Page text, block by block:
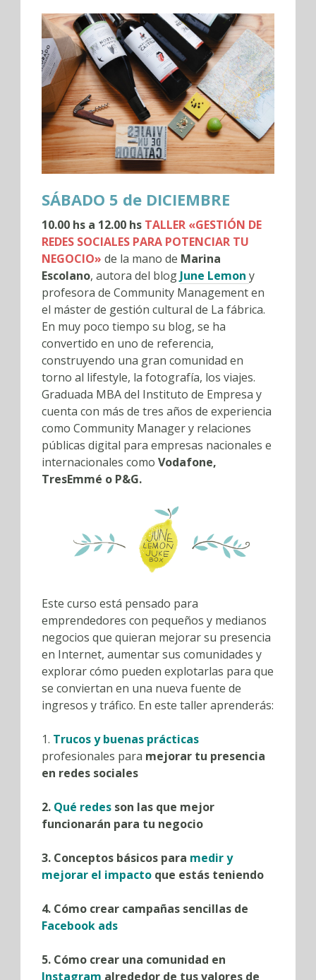
SÁBADO 5 de DICIEMBRE
10.00 hs a 12.00 hs TALLER «GESTIÓN DE
REDES SOCIALES PARA POTENCIAR TU
NEGOCIO» de la mano de Marina
Escolano, autora del blog June Lemon y
profesora de Community Management en
el máster de gestión cultural de La fábrica.
En muy poco tiempo su blog, se ha
convertido en uno de referencia,
construyendo una gran comunidad en
torno al lifestyle, la fotografía, los viajes.
Graduada MBA del Instituto de Empresa y
cuenta con más de tres años de experiencia
como Community Manager y relaciones
públicas digital para empresas nacionales e
internacionales como Vodafone,
TresEmmé o P&G.
Este curso está pensado para
emprendedores con pequeños y medianos
negocios que quieran mejorar su presencia
en Internet, aumentar sus comunidades y
explorar cómo pueden explotarlas para que
se conviertan en una nueva fuente de
ingresos y tráfico. En este taller aprenderás:
1. Trucos y buenas prácticas
profesionales para mejorar tu presencia
en redes sociales
2. Qué redes son las que mejor
funcionarán para tu negocio
3. Conceptos básicos para medir y
mejorar el impacto que estás teniendo
4. Cómo crear campañas sencillas de
Facebook ads
5. Cómo crear una comunidad en
Instagram alrededor de tus valores de